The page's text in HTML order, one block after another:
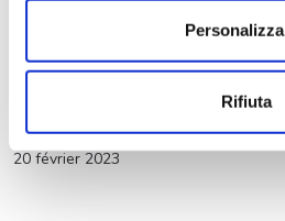
Personalizza
Rifiuta
La Quinzaine du Camping-Car
20 février 2023